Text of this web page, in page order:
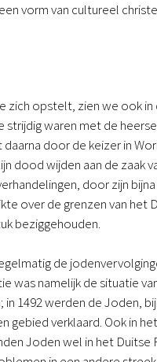
vorm van cultureel
opstelt, zien we ook in
waren met de
door de keizer in
dood wijden aan de zaak
door zijn
over de grenzen van het
beziggehouden.
de
was namelijk de situatie
1492 werden de Joden,
verklaard. Ook in
Joden wel in het Duitse